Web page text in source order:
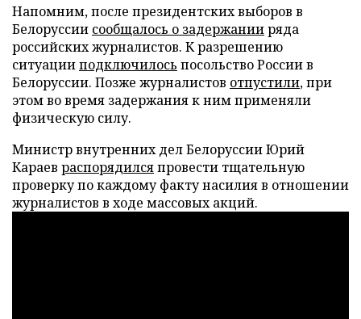
Напомним, после президентских выборов в
Белоруссии сообщалось о задержанииряда
российских журналистов. К разрешению
ситуацииподключилось посольство России в
Белоруссии. Позже журналистов отпустили, при
этом во время задержания к ним применяли
физическую силу.
Министр внутренних дел Белоруссии Юрий
Караев распорядилсяпровести тщательную
проверку по каждому факту насилия в отношении
журналистов в ходе массовых акций.